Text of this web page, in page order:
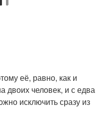
её, равно, как и
двоих человек, и с едва
исключить сразу из